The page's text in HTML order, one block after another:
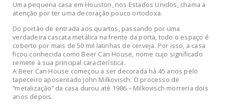
Uma pequena casa em Houston, nos Estados Unidos, chama a
atenção por ter uma decoração pouco ortodoxa.
Do portão de entrada aos quartos, passando por uma
verdadeira cascata metálica na frente da porta, todo o espaço é
coberto por mais de 50 mil latinhas de cerveja. Por isso, a casa
ficou conhecida como Beer Can House, nome cujo significado
remete à sua principal característica.
A Beer Can House começou a ser decorada há 45 anos pelo
tapeceiro aposentado John Milkovisch. O processo de
“metalização” da casa durou até 1986 – Milkovisch morreria dois
anos depois.